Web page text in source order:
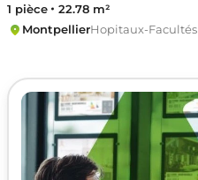
1 pièce
22.78 m²
MontpellierHopitaux-Facultés